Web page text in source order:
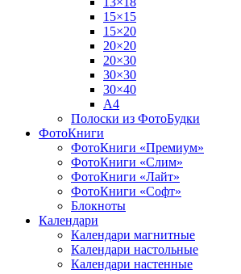
15×15
15×20
20×20
20×30
30×30
30×40
A4
Полоски из ФотоБудки
ФотоКниги
ФотоКниги «Премиум»
ФотоКниги «Слим»
ФотоКниги «Лайт»
ФотоКниги «Софт»
Блокноты
Календари
Календари магнитные
Календари настольные
Календари настенные